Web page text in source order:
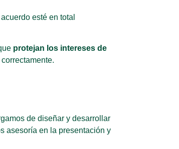
esté en total
protejan los intereses de
de diseñar y desarrollar
asesoría en la presentación y